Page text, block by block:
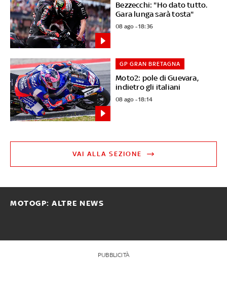
Bezzecchi: "Ho dato tutto.
Gara lunga sarà tosta"
08 ago - 18:36
Moto2: pole di Guevara,
indietro gli italiani
GP GRAN BRETAGNA
08 ago - 18:14
VAI ALLA SEZIONE
MOTOGP: ALTRE NEWS
PUBBLICITÀ